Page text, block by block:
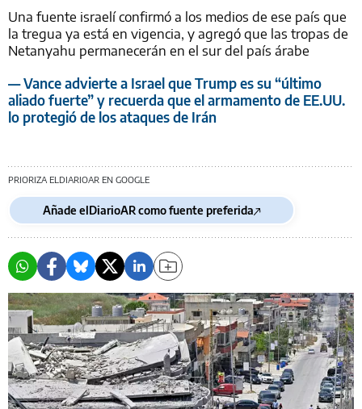
Una fuente israelí confirmó a los medios de ese país que
la tregua ya está en vigencia, y agregó que las tropas de
Netanyahu permanecerán en el sur del país árabe
— Vance advierte a Israel que Trump es su “último
aliado fuerte” y recuerda que el armamento de EE.UU.
lo protegió de los ataques de Irán
PRIORIZA ELDIARIOAR EN GOOGLE
Añade elDiarioAR como fuente preferida